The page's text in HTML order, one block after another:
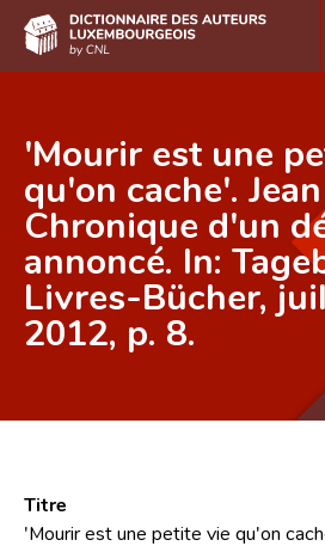
DE FR
Accueil
Auteur(e)s A-Z
Recherche avancée
CNL
Contact
'Mourir est une
qu'on cache'.
Chronique d'un
annoncé. In:
Livres-Bücher,
2012, p. 8.
Titre
'Mourir est une petite vie qu'on